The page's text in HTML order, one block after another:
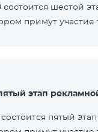
состоится шестой
примут
телефонов
случайных
этап
состоится пятый